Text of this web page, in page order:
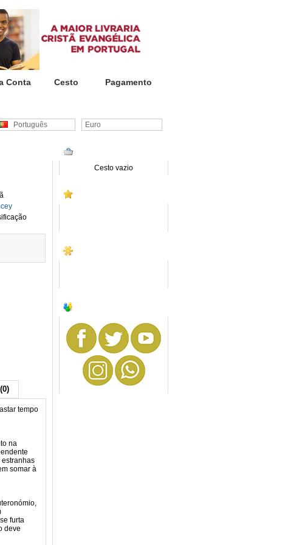
Conta Cesto Pagamento
Euro
Português
Cesto vazio
tempo
na
estranhas
somar à
furta
deve